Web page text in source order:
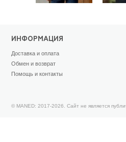
ИНФОРМАЦИЯ
Доставка и оплата
Обмен и возврат
Помощь и контакты
© MANED: 2017-2026. Сайт не является